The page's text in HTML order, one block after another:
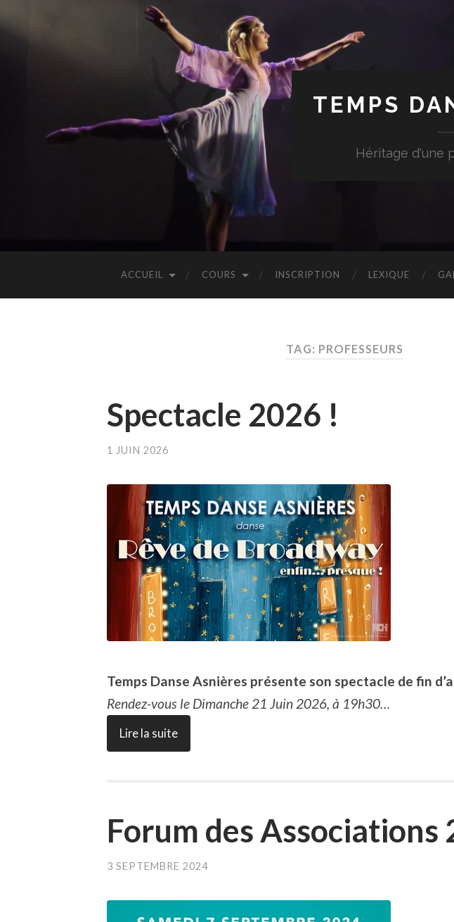
TEMPS
Héritage d'une
ACCUEIL COURS INSCRIPTION LEXIQUE
TAG: PROFESSEURS
Spectacle 2026 !
1 JUIN 2026
Temps Danse Asnières présente son spectacle de fin
Rendez-vous le Dimanche 21 Juin 2026, à 19h30…
Lire la suite
Forum des Associations
3 SEPTEMBRE 2024